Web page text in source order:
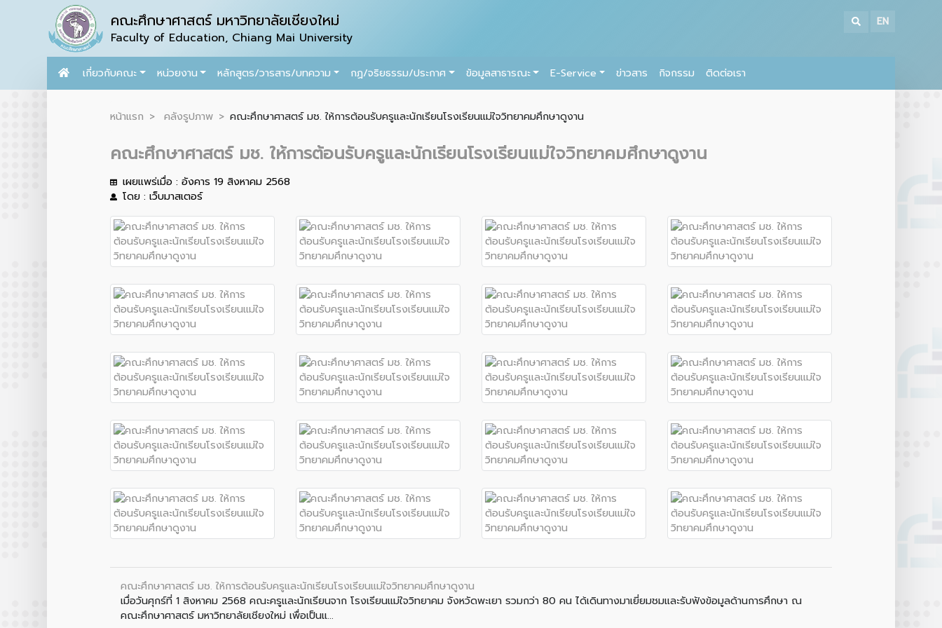
คณะศึกษาศาสตร์ มหาวิทยาลัยเชียงใหม่
Faculty of Education, Chiang Mai University
EN
เกี่ยวกับคณะ หน่วยงาน หลักสูตร/วารสาร/บทความ กฏ/จริยธรรม/ประกาศ ข้อมูลสาธารณะ E-Service ข่าวสาร กิจกรรม ติดต่อเรา
หน้าแรก คลังรูปภาพ คณะศึกษาศาสตร์ มช. ให้การต้อนรับครูและนักเรียนโรงเรียนแม่ใจวิทยาคมศึกษาดูงาน
คณะศึกษาศาสตร์ มช. ให้การต้อนรับครูและนักเรียนโรงเรียนแม่ใจวิทยาคมศึกษาดูงาน
เผยแพร่เมื่อ : อังคาร 19 สิงหาคม 2568
โดย : เว็บมาสเตอร์
คณะศึกษาศาสตร์ มช. ให้การต้อนรับครูและนักเรียนโรงเรียนแม่ใจวิทยาคมศึกษาดูงาน
เมื่อวันศุกร์ที่ 1 สิงหาคม 2568 คณะครูและนักเรียนจาก โรงเรียนแม่ใจวิทยาคม จังหวัดพะเยา รวมกว่า 80 คน ได้เดินทางมาเยี่ยมชมและรับฟังข้อมูลด้านการศึกษา ณ
คณะศึกษาศาสตร์ มหาวิทยาลัยเชียงใหม่ เพื่อเป็นแ...
Botnoi Assistant